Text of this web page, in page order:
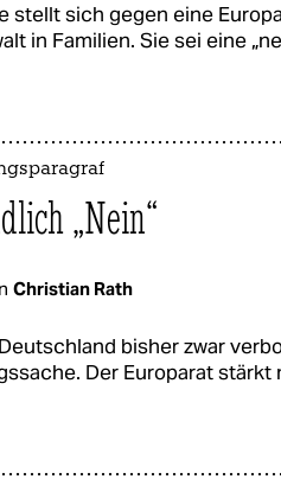
stellt sich gegen eine
in Familien. Sie sei eine
„Nein“
Christian Rath
bisher zwar
Der Europarat stärkt